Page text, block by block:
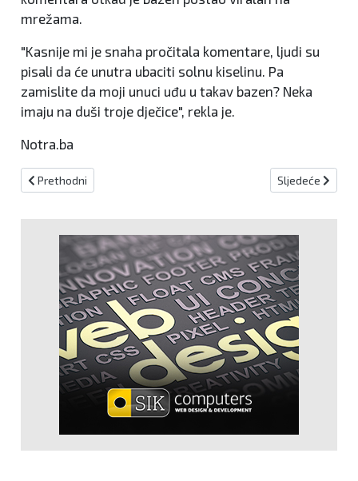
mrežama.
"Kasnije mi je snaha pročitala komentare, ljudi su
pisali da će unutra ubaciti solnu kiselinu. Pa
zamislite da moji unuci uđu u takav bazen? Neka
imaju na duši troje dječice", rekla je.
Notra.ba
Prethodni članak: Blagdan svetog Bernardina Realina
Prethodni Sljedeći
Sljedeće